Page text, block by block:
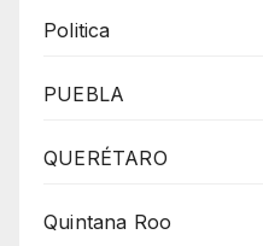
Politica
PUEBLA
QUERÉTARO
Quintana Roo